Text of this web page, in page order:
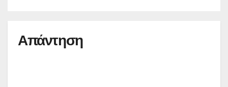
Απάντηση